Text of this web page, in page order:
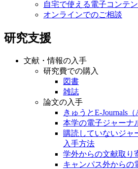
自宅で使える電子コンテ
オンラインでのご相談
研究支援
文献・情報の入手
研究費での購入
図書
雑誌
論文の入手
きゅうとE-Journals（
本学の電子ジャーナ
購読していないジャ
入手方法
学外からの文献取り
キャンパス外からの